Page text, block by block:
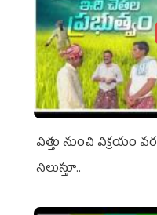
విత్తు నుంచి విక్రయం
నిలుస్తూ..